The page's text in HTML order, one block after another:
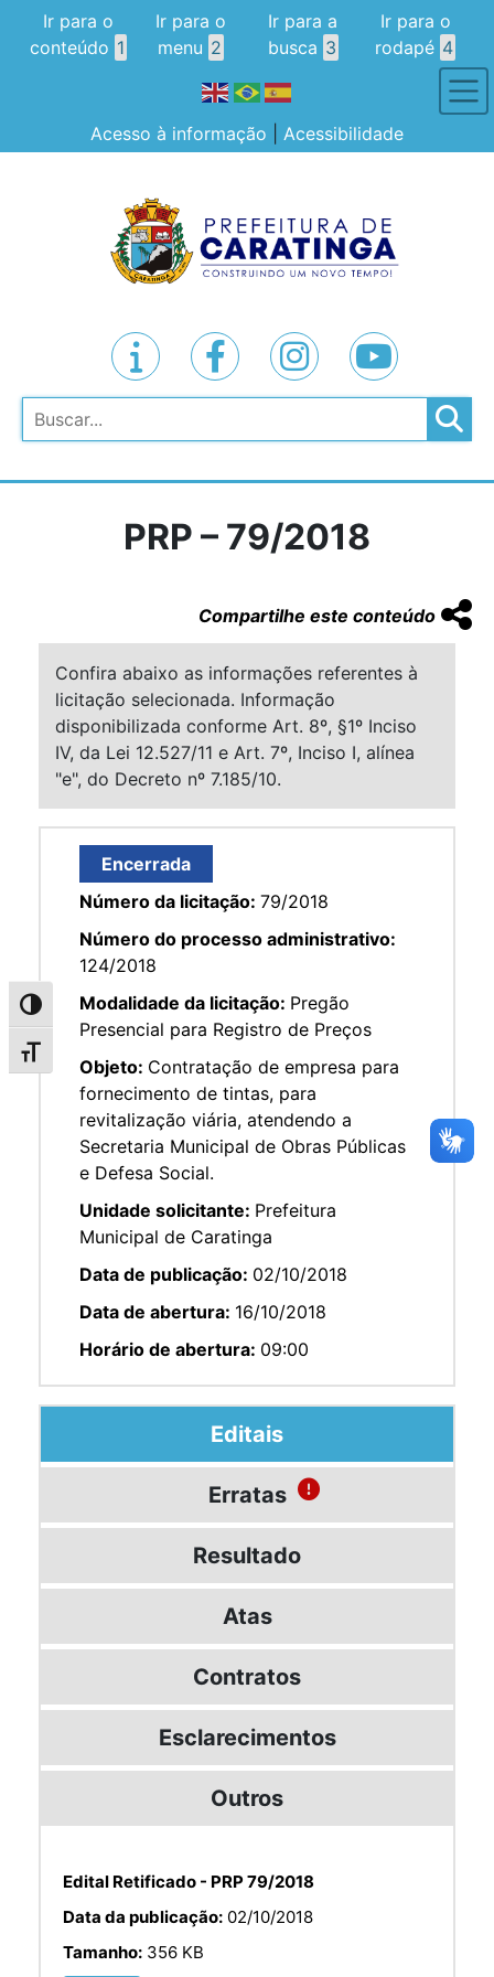
Alternar alto contraste
Alternar tamanho da fonte
Ir para o
conteúdo 1
Ir para o
menu 2
Ir para a
busca 3
Ir para o
rodapé 4
Acesso à informação Acessibilidade
Pesquisar
PRP – 79/2018
Compartilhe este conteúdo
Confira abaixo as informações referentes à
licitação selecionada. Informação
disponibilizada conforme Art. 8º, §1º Inciso
IV, da Lei 12.527/11 e Art. 7º, Inciso I, alínea
"e", do Decreto nº 7.185/10.
Encerrada
Número da licitação: 79/2018
Número do processo administrativo:
124/2018
Modalidade da licitação: Pregão
Presencial para Registro de Preços
Objeto: Contratação de empresa para
fornecimento de tintas, para
revitalização viária, atendendo a
Secretaria Municipal de Obras Públicas
e Defesa Social.
Unidade solicitante: Prefeitura
Municipal de Caratinga
Data de publicação: 02/10/2018
Data de abertura: 16/10/2018
Horário de abertura: 09:00
Editais
Erratas
Resultado
Atas
Contratos
Esclarecimentos
Outros
Edital Retificado - PRP 79/2018
Data da publicação: 02/10/2018
Tamanho: 356 KB